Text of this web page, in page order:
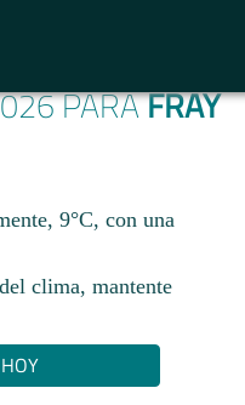
PARAFRAY
9°C, con una
clima, mantente